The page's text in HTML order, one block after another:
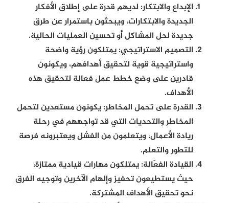
الإبداع والابتكار: لديهم قدرة على إطلاق الأفكار
الجديدة والابتكارات، ويبحثون باستمرار عن طرق
جديدة لحل المشاكل أو تحسين العمليات الحالية.
التصميم الاستراتيجي:يمتلكون رؤية واضحة
واستراتيجية قوية لتحقيق أهدافهم، ويكونون
قادرين على وضع خطط عمل فعالة لتحقيق هذه
الأهداف.
القدرة على تحمل المخاطر:يكونون مستعدين لتحمل
المخاطر والتحديات التي قد تواجههم في رحلة
ريادة الأعمال، ويتعلمون من الفشل ويعتبرونه فرصة
للتطور والتعلم.
القيادة الفعّالة:يمتلكون مهارات قيادية ممتازة،
حيث يستطيعون تحفيز وإلهام الآخرين وتوجيه الفرق
نحو تحقيق الأهداف المشتركة.